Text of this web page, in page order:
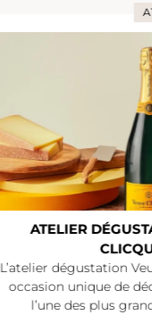
ATELIER
L’atelier dégustation
occasion unique de
l’une des plus